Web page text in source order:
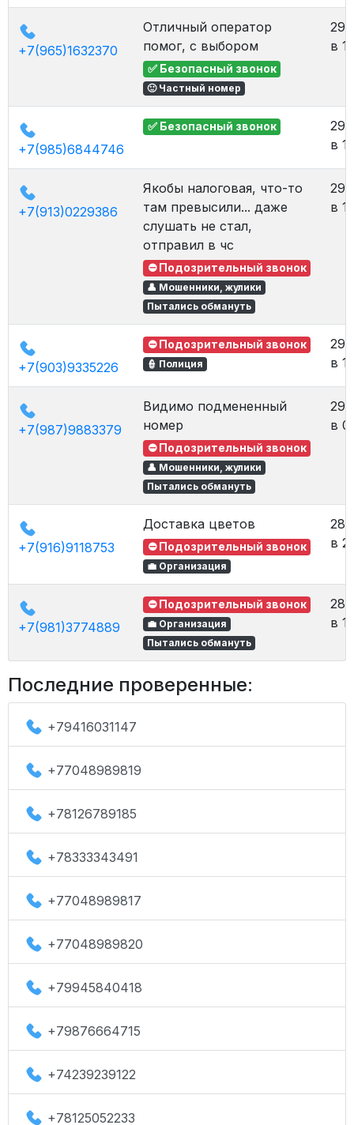
+7(965)1632370
Отличный оператор
помог, с выбором
✅ Безопасный звонок
🙂 Частный номер
в
+7(985)6844746
✅ Безопасный звонок
в
+7(913)0229386
Якобы налоговая, что-то
там превысили... даже
слушать не стал,
отправил в чс
⛔ Подозрительный звонок
👤 Мошенники, жулики
Пытались обмануть
в
+7(903)9335226
⛔ Подозрительный звонок
👮 Полиция
в
+7(987)9883379
Видимо подмененный
номер
⛔ Подозрительный звонок
👤 Мошенники, жулики
Пытались обмануть
в
+7(916)9118753
Доставка цветов
⛔ Подозрительный звонок
💼 Организация
в
+7(981)3774889
⛔ Подозрительный звонок
💼 Организация
Пытались обмануть
в
Последние проверенные:
+79416031147
+77048989819
+78126789185
+78333343491
+77048989817
+77048989820
+79945840418
+79876664715
+74239239122
+78125052233